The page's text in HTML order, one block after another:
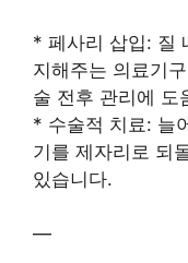
* 페사리 삽입: 질
지해주는 의료기
술 전후 관리에 도
* 수술적 치료: 늘
기를 제자리로 되
있습니다.
—